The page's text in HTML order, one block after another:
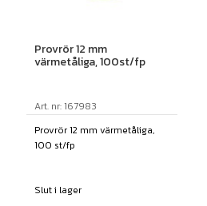
Provrör 12 mm
värmetåliga, 100st/fp
Art. nr: 167983
Provrör 12 mm värmetåliga,
100 st/fp
Slut i lager